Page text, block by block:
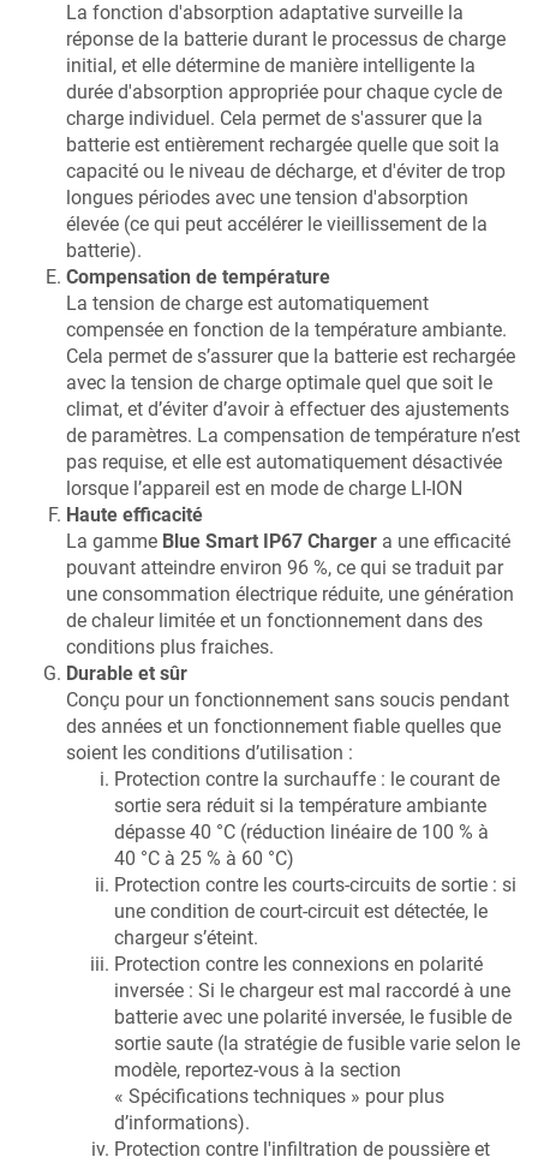
La fonction d'absorption adaptative surveille la
réponse de la batterie durant le processus de charge
initial, et elle détermine de manière intelligente la
durée d'absorption appropriée pour chaque cycle de
charge individuel. Cela permet de s'assurer que la
batterie est entièrement rechargée quelle que soit la
capacité ou le niveau de décharge, et d'éviter de trop
longues périodes avec une tension d'absorption
élevée (ce qui peut accélérer le vieillissement de la
batterie).
Compensation de température
La tension de charge est automatiquement
compensée en fonction de la température ambiante.
Cela permet de s’assurer que la batterie est rechargée
avec la tension de charge optimale quel que soit le
climat, et d’éviter d’avoir à effectuer des ajustements
de paramètres. La compensation de température n’est
pas requise, et elle est automatiquement désactivée
lorsque l’appareil est en mode de charge LI-ION
Haute efficacité
La gamme Blue Smart IP67 Charger a une efficacité
pouvant atteindre environ 96 %, ce qui se traduit par
une consommation électrique réduite, une génération
de chaleur limitée et un fonctionnement dans des
conditions plus fraiches.
Durable et sûr
Conçu pour un fonctionnement sans soucis pendant
des années et un fonctionnement fiable quelles que
soient les conditions d’utilisation :
Protection contre la surchauffe : le courant de
sortie sera réduit si la température ambiante
dépasse 40 °C (réduction linéaire de 100 % à
40 °C à 25 % à 60 °C)
Protection contre les courts-circuits de sortie : si
une condition de court-circuit est détectée, le
chargeur s’éteint.
Protection contre les connexions en polarité
inversée : Si le chargeur est mal raccordé à une
batterie avec une polarité inversée, le fusible de
sortie saute (la stratégie de fusible varie selon le
modèle, reportez-vous à la section
« Spécifications techniques » pour plus
d’informations).
Protection contre l'infiltration de poussière et